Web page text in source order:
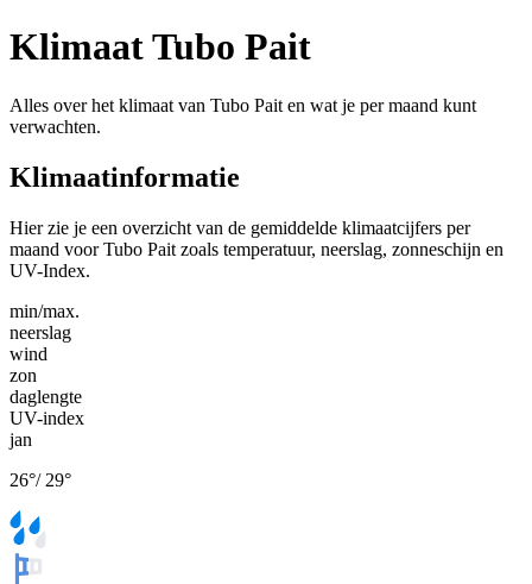
Klimaat Tubo Pait
Alles over het klimaat van Tubo Pait en wat je per maand kunt
verwachten.
Klimaatinformatie
Hier zie je een overzicht van de gemiddelde klimaatcijfers per
maand voor Tubo Pait zoals temperatuur, neerslag, zonneschijn en
UV-Index.
min/max.
neerslag
wind
zon
daglengte
UV-index
jan
26°/ 29°